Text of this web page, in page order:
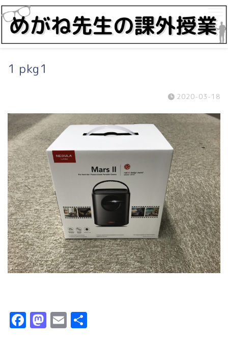
1 pkg1
2020-03-18
F M E